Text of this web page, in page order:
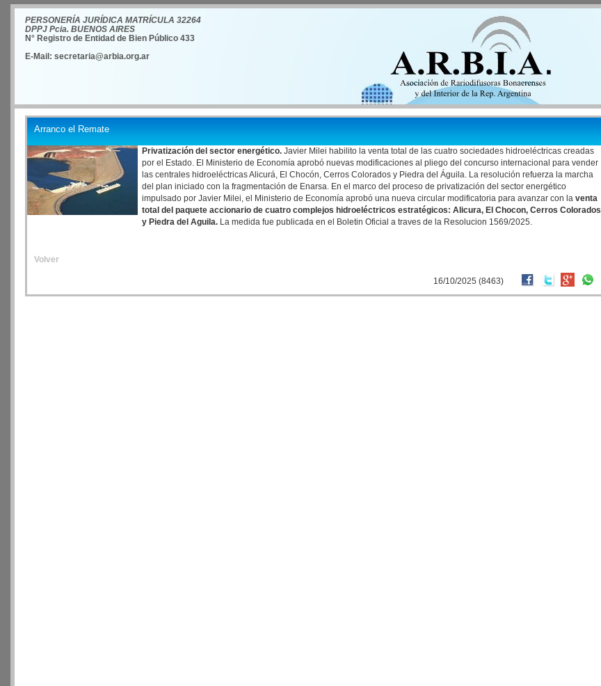
PERSONERÍA JURÍDICA MATRÍCULA 32264
DPPJ Pcia. BUENOS AIRES
N° Registro de Entidad de Bien Público 433
E-Mail: secretaria@arbia.org.ar
Arranco el Remate
Privatización del sector energético. Javier Milei habilito la venta total de las cuatro sociedades hidroeléctricas creadas
por el Estado. El Ministerio de Economía aprobó nuevas modificaciones al pliego del concurso internacional para vender
las centrales hidroeléctricas Alicurá, El Chocón, Cerros Colorados y Piedra del Águila. La resolución refuerza la marcha
del plan iniciado con la fragmentación de Enarsa. En el marco del proceso de privatización del sector energético
impulsado por Javier Milei, el Ministerio de Economía aprobó una nueva circular modificatoria para avanzar con la venta
total del paquete accionario de cuatro complejos hidroeléctricos estratégicos: Alicura, El Chocon, Cerros Colorados
y Piedra del Aguila. La medida fue publicada en el Boletin Oficial a traves de la Resolucion 1569/2025.
Volver
16/10/2025 (8463)